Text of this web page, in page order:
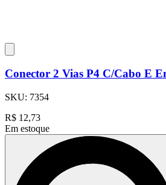
Conector 2 Vias P4 C/Cabo E
SKU: 7354
R$ 12,73
Em estoque